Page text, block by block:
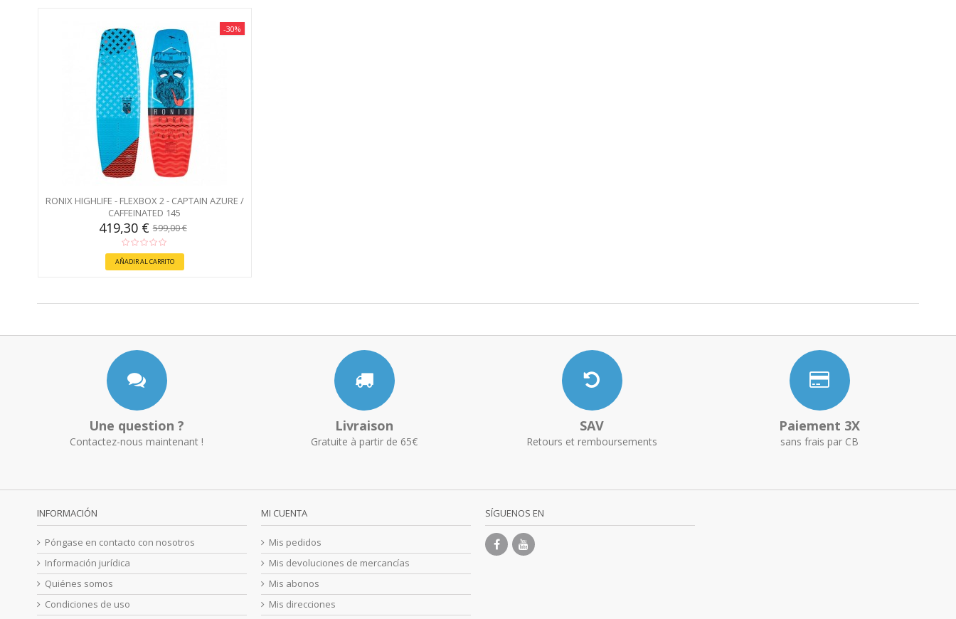
-30%
RONIX HIGHLIFE - FLEXBOX 2 - CAPTAIN AZURE /
CAFFEINATED 145
419,30 €599,00 €
AÑADIR AL CARRITO
Une question ?
Contactez-nous maintenant !
Livraison
Gratuite à partir de 65€
SAV
Retours et remboursements
Paiement 3X
sans frais par CB
INFORMACIÓN
Póngase en contacto con nosotros
Información jurídica
Quiénes somos
Condiciones de uso
MI CUENTA
Mis pedidos
Mis devoluciones de mercancías
Mis abonos
Mis direcciones
SÍGUENOS EN